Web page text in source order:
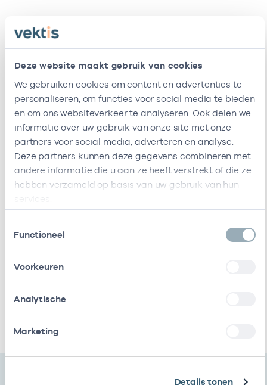
Deze website maakt gebruik van cookies
We gebruiken cookies om content en advertenties te
personaliseren, om functies voor social media te bieden
en om ons websiteverkeer te analyseren. Ook delen we
informatie over uw gebruik van onze site met onze
partners voor social media, adverteren en analyse.
Deze partners kunnen deze gegevens combineren met
andere informatie die u aan ze heeft verstrekt of die ze
hebben verzameld op basis van uw gebruik van hun
Functioneel
Voorkeuren
Analytische
Marketing
Details tonen
Ik ben werkzaam bij de volgende vestigingen
Naam Zorgaanbod AGB-code
Viva
Zorggroep
Fysiotherapie - 01-03-
Meerstate Fysiotherapie 47471431 01-03-
Ik heb een arbeidsrelatie met
Naam Start
Viva